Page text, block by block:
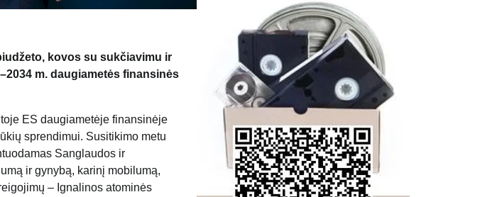
kovos su sukčiavimu ir
m. daugiametės finansinės
ES daugiametėje finansinėje
sprendimui. Susitikimo metu
Sanglaudos ir
ir gynybą, karinį mobilumą,
– Ignalinos atominės